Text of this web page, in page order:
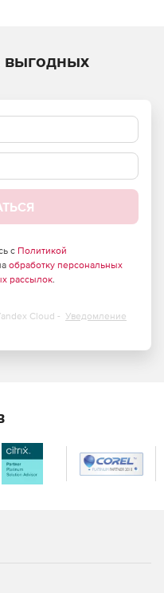
выгодных
с Политикой
обработку персональных
рассылок.
Cloud - Уведомление